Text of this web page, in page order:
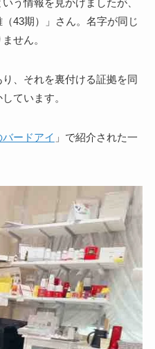
43期）」さん。名字が同じ
せん。
、それを裏付ける証拠を同
ています。
ードアイ 」で紹介された一